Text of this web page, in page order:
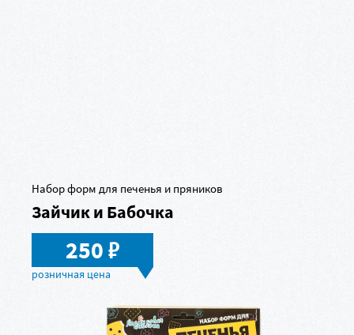
Набор форм для печенья и пряников
Зайчик и Бабочка
250в